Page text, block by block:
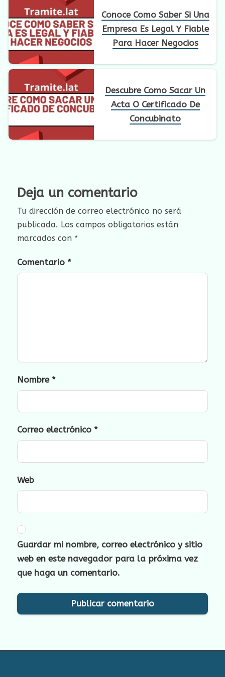
Conoce Como Saber Si Una
Empresa Es Legal Y Fiable
Para Hacer Negocios
Descubre Como Sacar Un
Acta O Certificado De
Concubinato
Deja un comentario
Tu dirección de correo electrónico no será
publicada. Los campos obligatorios están
marcados con *
Comentario *
Nombre *
Correo electrónico *
Web
Guardar mi nombre, correo electrónico y sitio
web en este navegador para la próxima vez
que haga un comentario.